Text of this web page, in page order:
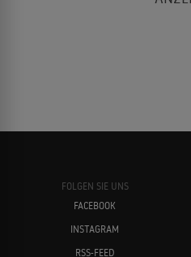
FOLGEN SIE UNS
FACEBOOK
INSTAGRAM
RSS-FEED